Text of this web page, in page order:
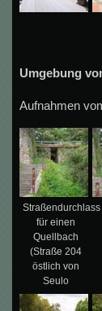
Umgebung
Aufnahmen
Straßendurchlass
für einen
Quellbach
(Straße 204
östlich von
Seulo